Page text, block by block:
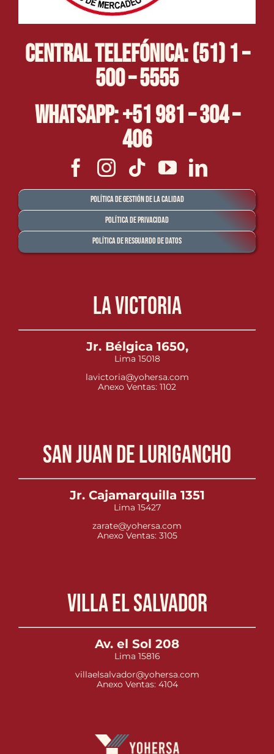
Central Telefónica: (51) 1 –
500 – 5555
Whatsapp: +51 981 – 304 –
406
Política de Gestión de la Calidad
Política de Privacidad
Política de Resguardo de Datos
La Victoria
Jr. Bélgica 1650,
Lima 15018
lavictoria@yohersa.com
Anexo Ventas: 1102
San Juan de Lurigancho
Jr. Cajamarquilla 1351
Lima 15427
zarate@yohersa.com
Anexo Ventas: 3105
Villa el Salvador
Av. el Sol 208
Lima 15816
villaelsalvador@yohersa.com
Anexo Ventas: 4104